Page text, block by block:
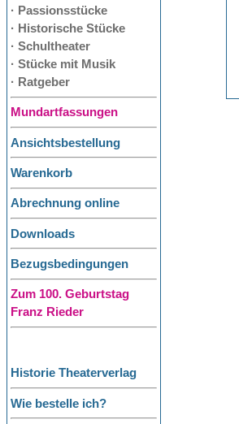
· Passionsstücke
· Historische Stücke
· Schultheater
· Stücke mit Musik
· Ratgeber
Mundartfassungen
Ansichtsbestellung
Warenkorb
Abrechnung online
Downloads
Bezugsbedingungen
Zum 100. Geburtstag
Franz Rieder
Historie Theaterverlag
Wie bestelle ich?